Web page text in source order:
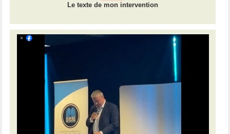
Le texte de mon intervention